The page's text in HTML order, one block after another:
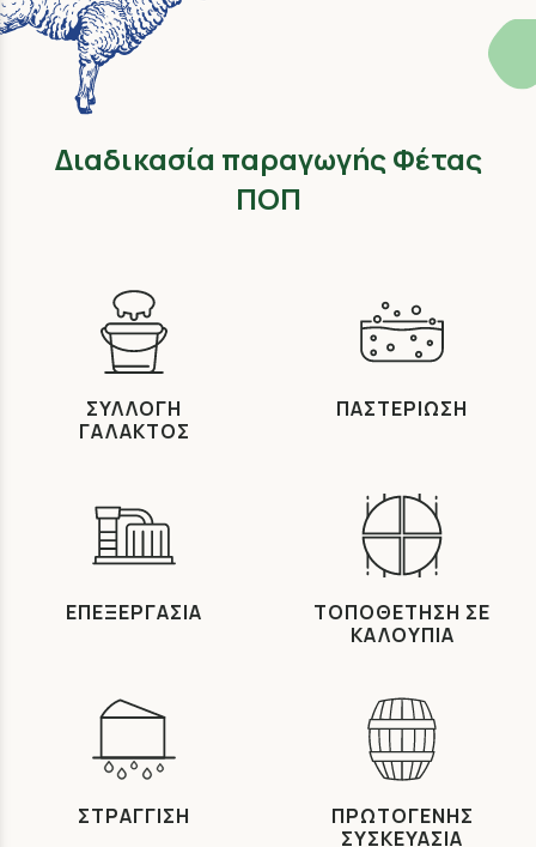
Διαδικασία παραγωγής Φέτας
ΠΟΠ
ΣΥΛΛΟΓΗ
ΓΑΛΑΚΤΟΣ
ΠΑΣΤΕΡΙΩΣΗ
ΕΠΕΞΕΡΓΑΣΙΑ
ΤΟΠΟΘΕΤΗΣΗ ΣΕ
ΚΑΛΟΥΠΙΑ
ΣΤΡΑΓΓΙΣΗ
ΠΡΩΤΟΓΕΝΗΣ
ΣΥΣΚΕΥΑΣΙΑ